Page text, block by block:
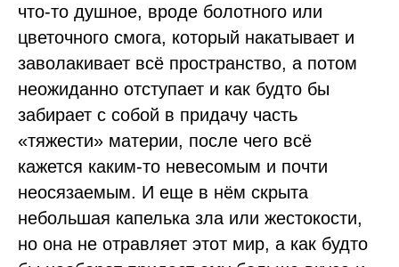
что-то душное, вроде болотного или
цветочного смога, который накатывает и
заволакивает всё пространство, а потом
неожиданно отступает и как будто бы
забирает с собой в придачу часть
«тяжести» материи, после чего всё
кажется каким-то невесомым и почти
неосязаемым. И еще в нём скрыта
небольшая капелька зла или жестокости,
но она не отравляет этот мир, а как будто